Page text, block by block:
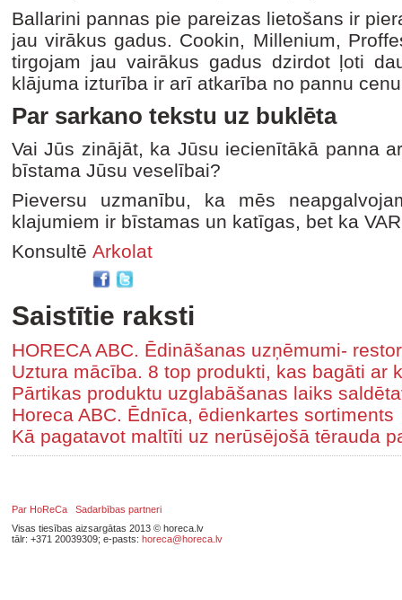
Ballarini pannas pie pareizas lietošans ir
jau virākus gadus. Cookin, Millenium,
tirgojam jau vairākus gadus dzirdot ļoti
klājuma izturība ir arī atkarība no pannu
Par sarkano tekstu uz buklēta
Vai Jūs zinājāt, ka Jūsu iecienītākā panna
bīstama Jūsu veselībai?
Pieversu uzmanību, ka mēs
klajumiem ir bīstamas un katīgas, bet ka
Konsultē Arkolat
Saistītie raksti
HORECA ABC. Ēdināšanas uzņēmumi-
Uztura mācība. 8 top produkti, kas bagāti ar
Pārtikas produktu uzglabāšanas laiks
Horeca ABC. Ēdnīca, ēdienkartes sortiments
Kā pagatavot maltīti uz nerūsējošā tērauda
Par HoReCa
Sadarbības partneri
Visas tiesības aizsargātas 2013 © horeca.lv
tālr: +371 20039309; e-pasts: horeca@horeca.lv